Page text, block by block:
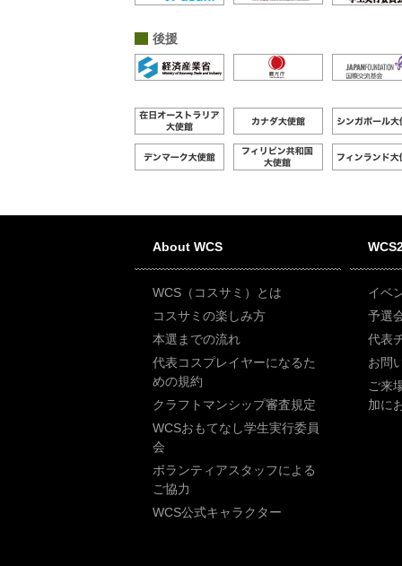
後援
About WCS
WCS（コスサミ）とは
コスサミの楽しみ方
本選までの流れ
代表コスプレイヤーになるた
めの規約
クラフトマンシップ審査規定
WCSおもてなし学生実行委員
会
ボランティアスタッフによる
ご協力
WCS公式キャラクター
イベ
予選
代表
お問
ご来
加に